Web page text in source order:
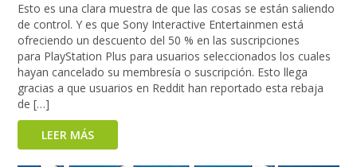
Esto es una clara muestra de que las cosas se están saliendo
de control. Y es que Sony Interactive Entertainmen está
ofreciendo un descuento del 50 % en las suscripciones
para PlayStation Plus para usuarios seleccionados los cuales
hayan cancelado su membresía o suscripción. Esto llega
gracias a que usuarios en Reddit han reportado esta rebaja
de […]
LEER MÁS